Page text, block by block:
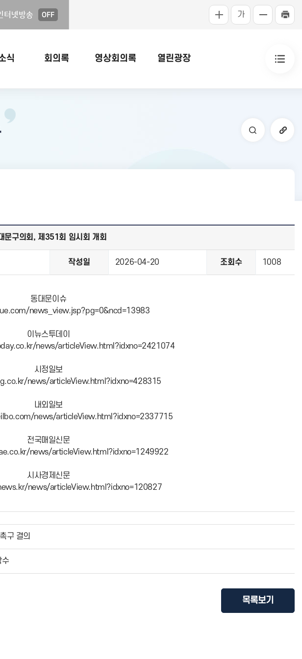
터넷방송 OFF 가
식 회의록 영상회의록 열린광장
문구의회, 제351회 임시회 개회
작성일 2026-04-20 조회수 1008
동대문이슈
news_view.jsp?pg=0&ncd=13983
이뉴스투데이
news/articleView.html?idxno=2421074
시정일보
news/articleView.html?idxno=428315
내외일보
news/articleView.html?idxno=2337715
전국매일신문
news/articleView.html?idxno=1249922
시사경제신문
news/articleView.html?idxno=120827
구 결의
수
목록보기